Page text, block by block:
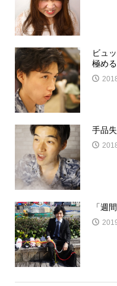
ビュ
極め
手品
「週